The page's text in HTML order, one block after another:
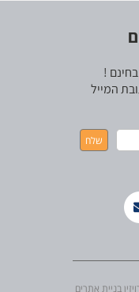
!
המייל